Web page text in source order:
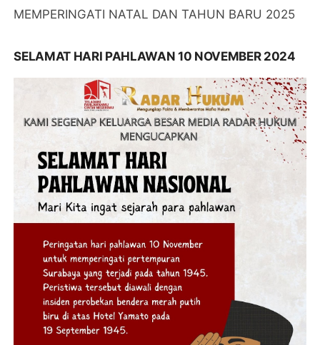
MEMPERINGATI NATAL DAN TAHUN BARU 2025
SELAMAT HARI PAHLAWAN 10 NOVEMBER 2024